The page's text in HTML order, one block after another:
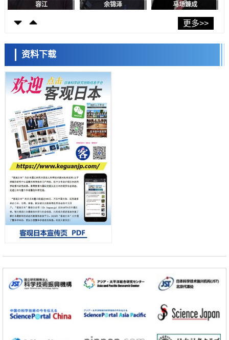
政策
日本第2次医疗研究开发调整费，根据一线实际情况和需求分配99.3亿
千叶大学鉴定出导致难治性疾病“肺高血压症”恶化的蛋白质“MYL9/12”，
会引发血管结构恶化
科学研究
京都大学高效生成光的构成单元“光子”，可应用于量子计算机
科学研究
用数理模型诠释慢性荨麻疹的发病机理，借助数学的力量实现个体化最
佳治疗
科学研究
【JST事业成果】发现室温下工作的交替磁体
科学研究
夜景也能清晰呈现在纸上——日本“铁路摄影迷”教授研发新技术
科学研究
【JST事业成果】开发低成本与低功耗的新型AI处理器
政策
日本科研费增设国际共同研究强化新类别，促进青年研究人员赴海外开
展研究
经济・社会
能力与生产力
科学研究
该基因的必要性因菌株而异
经济・社会
容江 余锦泽 马场錬成
日本科学未来馆 科学交
流员
小岩井忠道 泷川 进
更多>>
资料下载